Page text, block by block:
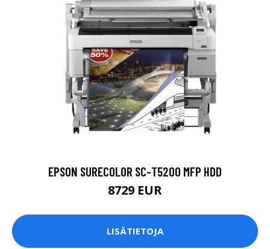
EPSON SURECOLOR SC-T5200 MFP HDD
8729 EUR
LISÄTIETOJA